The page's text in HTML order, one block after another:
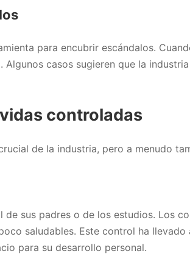
para encubrir escándalos.
casos sugieren que la
controladas
de la industria, pero a menudo
sus padres o de los estudios. Los
saludables. Este control ha
para su desarrollo personal.